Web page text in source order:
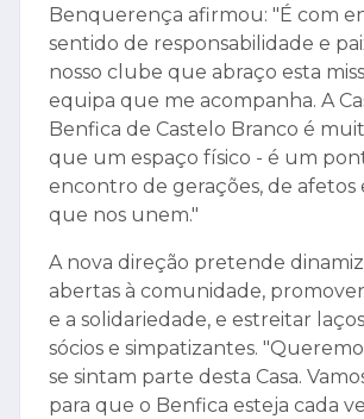
Benquerença afirmou: "É com
sentido de responsabilidade e
nosso clube que abraço esta
equipa que me acompanha. A
Benfica de Castelo Branco é
que um espaço físico - é um
encontro de gerações, de afetos
que nos unem."
A nova direção pretende
abertas à comunidade,
e a solidariedade, e estreitar
sócios e simpatizantes.
se sintam parte desta Casa.
para que o Benfica esteja cada